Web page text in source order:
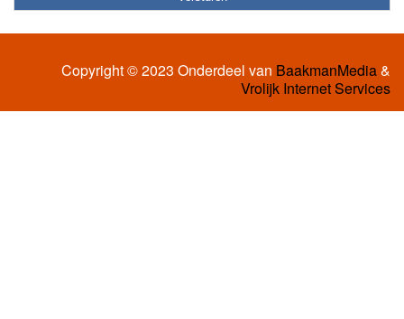
Copyright © 2023 Onderdeel van BaakmanMedia&
Vrolijk Internet Services